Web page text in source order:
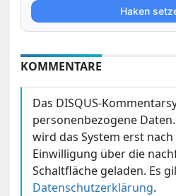
Haken
KOMMENTARE
Das DISQUS-
personenbezogene
wird das System erst
Einwilligung über die
Schaltfläche geladen. Es
Datenschutzerklärung.